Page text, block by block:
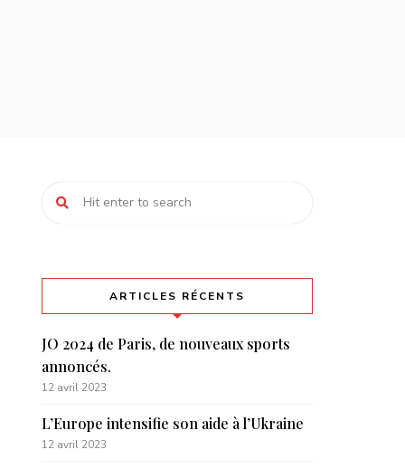
ARTICLES RÉCENTS
JO 2024 de Paris, de nouveaux sports
annoncés.
12 avril 2023
L’Europe intensifie son aide à l’Ukraine
12 avril 2023